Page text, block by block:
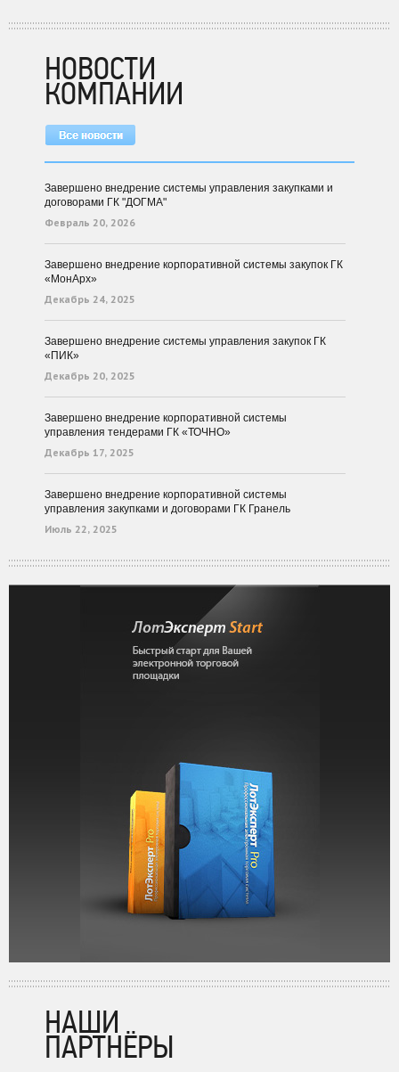
НОВОСТИ
КОМПАНИИ
Завершено внедрение системы управления закупками и
договорами ГК "ДОГМА"
Февраль 20, 2026
Завершено внедрение корпоративной системы закупок ГК
«МонАрх»
Декабрь 24, 2025
Завершено внедрение системы управления закупок ГК
«ПИК»
Декабрь 20, 2025
Завершено внедрение корпоративной системы
управления тендерами ГК «ТОЧНО»
Декабрь 17, 2025
Завершено внедрение корпоративной системы
управления закупками и договорами ГК Гранель
Июль 22, 2025
НАШИ
ПАРТНЁРЫ